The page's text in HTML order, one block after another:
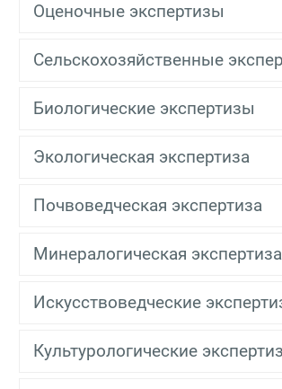
Оценочные экспертизы
Сельскохозяйственные
Биологические экспертизы
Экологическая экспертиза
Почвоведческая экспертиза
Минералогическая экспертиза
Искусствоведческие
Культурологические